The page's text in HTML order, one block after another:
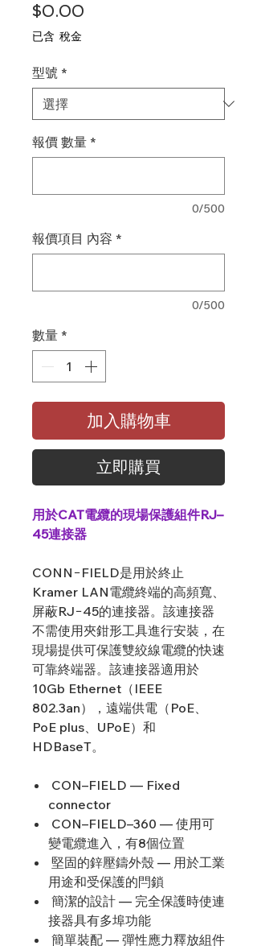
$0.00
已含 稅金
型號 *
報價 數量 *
0/500
報價項目 內容 *
0/500
數量 *
加入購物車
立即購買
用於CAT電纜的現場保護組件RJ–
45連接器
CONN−FIELD是用於終止
Kramer LAN電纜終端的高頻寬、
屏蔽RJ−45的連接器。該連接器
不需使用夾鉗形工具進行安裝，在
現場提供可保護雙絞線電纜的快速
可靠終端器。該連接器適用於
10Gb Ethernet（IEEE
802.3an），遠端供電（PoE、
PoE plus、UPoE）和
HDBaseT。
CON–FIELD — Fixed
connector
CON–FIELD–360 — 使用可
變電纜進入，有8個位置
堅固的鋅壓鑄外殼 — 用於工業
用途和受保護的閂鎖
簡潔的設計 — 完全保護時使連
接器具有多埠功能
簡單裝配 — 彈性應力釋放組件